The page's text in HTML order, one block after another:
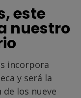
este
nuestro
incorpora
y será la
los nueve